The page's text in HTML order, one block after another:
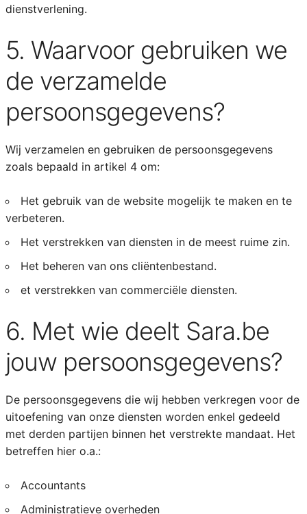
dienstverlening.
5. Waarvoor gebruiken we
de verzamelde
persoonsgegevens?
Wij verzamelen en gebruiken de persoonsgegevens
zoals bepaald in artikel 4 om:
Het gebruik van de website mogelijk te maken en te
verbeteren.
Het verstrekken van diensten in de meest ruime zin.
Het beheren van ons cliëntenbestand.
et verstrekken van commerciële diensten.
6. Met wie deelt Sara.be
jouw persoonsgegevens?
De persoonsgegevens die wij hebben verkregen voor de
uitoefening van onze diensten worden enkel gedeeld
met derden partijen binnen het verstrekte mandaat. Het
betreffen hier o.a.:
Accountants
Administratieve overheden